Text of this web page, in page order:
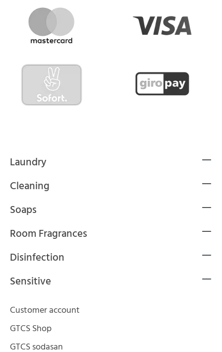
Laundry
Cleaning
Soaps
Room Fragrances
Disinfection
Sensitive
Customer account
GTCS Shop
GTCS sodasan